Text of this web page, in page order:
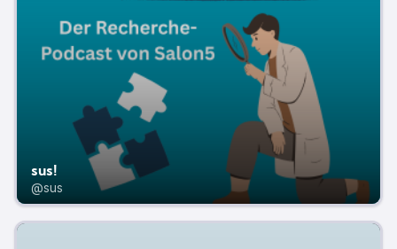
sus!
@sus